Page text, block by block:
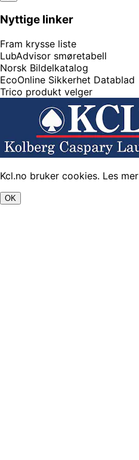
Nyttige linker
Fram krysse liste
LubAdvisor smøretabell
Norsk Bildelkatalog
EcoOnline Sikkerhet Datablad
Trico produkt velger
Kcl.no bruker cookies. Les mer
OK